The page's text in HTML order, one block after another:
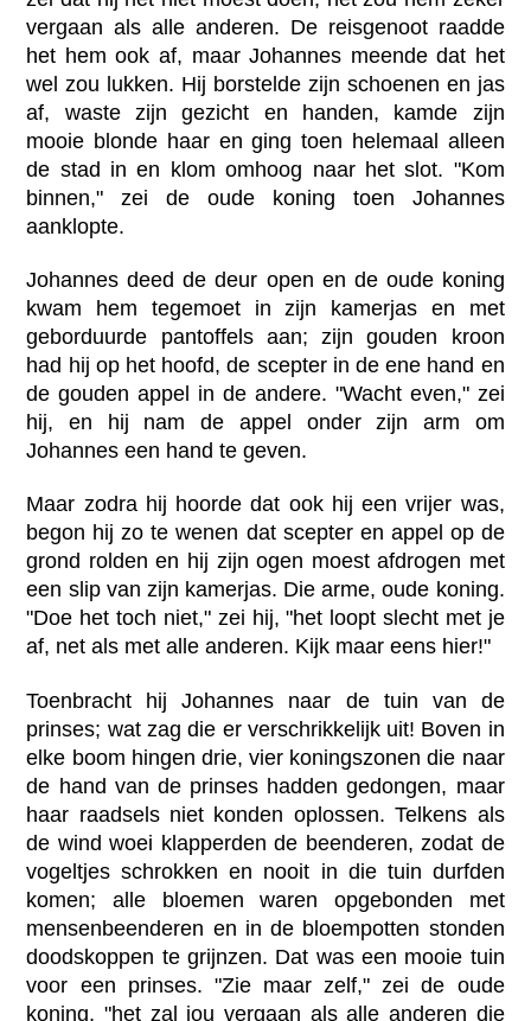
vergaan als alle anderen. De reisgenoot raadde
het hem ook af, maar Johannes meende dat het
wel zou lukken. Hij borstelde zijn schoenen en jas
af, waste zijn gezicht en handen, kamde zijn
mooie blonde haar en ging toen helemaal alleen
de stad in en klom omhoog naar het slot. "Kom
binnen," zei de oude koning toen Johannes
aanklopte.
Johannes deed de deur open en de oude koning
kwam hem tegemoet in zijn kamerjas en met
geborduurde pantoffels aan; zijn gouden kroon
had hij op het hoofd, de scepter in de ene hand en
de gouden appel in de andere. "Wacht even," zei
hij, en hij nam de appel onder zijn arm om
Johannes een hand te geven.
Maar zodra hij hoorde dat ook hij een vrijer was,
begon hij zo te wenen dat scepter en appel op de
grond rolden en hij zijn ogen moest afdrogen met
een slip van zijn kamerjas. Die arme, oude koning.
"Doe het toch niet," zei hij, "het loopt slecht met je
af, net als met alle anderen. Kijk maar eens hier!"
Toenbracht hij Johannes naar de tuin van de
prinses; wat zag die er verschrikkelijk uit! Boven in
elke boom hingen drie, vier koningszonen die naar
de hand van de prinses hadden gedongen, maar
haar raadsels niet konden oplossen. Telkens als
de wind woei klapperden de beenderen, zodat de
vogeltjes schrokken en nooit in die tuin durfden
komen; alle bloemen waren opgebonden met
mensenbeenderen en in de bloempotten stonden
doodskoppen te grijnzen. Dat was een mooie tuin
voor een prinses. "Zie maar zelf," zei de oude
koning, "het zal jou vergaan als alle anderen die